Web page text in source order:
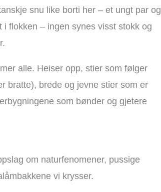
snu like borti her – et ungt par og
flokken – ingen synes visst stokk og
alle. Heiser opp, stier som følger
bratte), brede og jevne stier som er
som bønder og gjetere
om naturfenomener, pussige
vi krysser.